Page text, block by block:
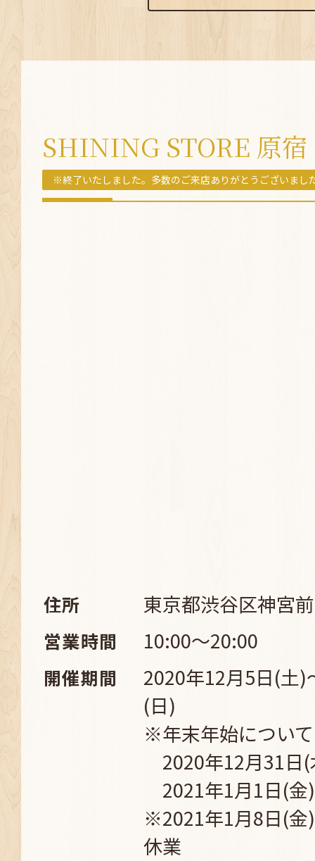
SHINING STORE 原宿
※終了いたしました。多数のご来店ありがとうございまし
住所 東京都渋谷区神宮
営業時間 10:00～20:00
開催期間
2020年12月5日(土
(日)
※年末年始につい
2020年12月31日
2021年1月1日(金
※2021年1月8日(金
休業